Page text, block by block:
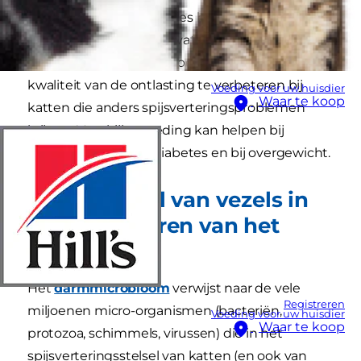
Voeding voor uw huisdier
Waar te koop
Registreren
Voeding voor uw huisdier
Waar te koop
waarom zijn vezels precies belangrijk voor een
kat? In veel gevallen bevat kattenvoer vezels
om de spijsvertering te bevorderen en de
kwaliteit van de ontlasting te verbeteren bij
katten die anders spijsverteringsproblemen
krijgen. Vezelrijke voeding kan helpen bij
constipatie, diarree, diabetes en bij overgewicht.
Het voordeel van vezels in
het bevorderen van het
microbioom
Hetdarmmicrobioom verwijst naar de vele
miljoenen micro-organismen (bacteriën,
protozoa, schimmels, virussen) die in het
spijsverteringsstelsel van katten (en ook van